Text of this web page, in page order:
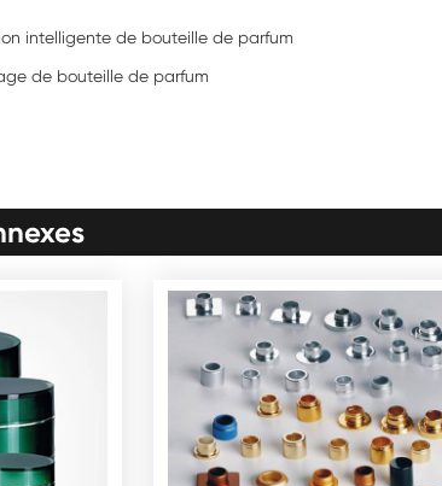
intelligente de bouteille de parfum
de bouteille de parfum